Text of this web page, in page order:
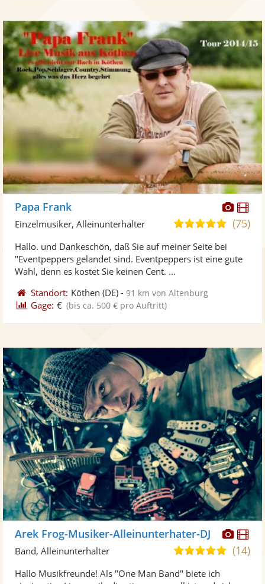
Papa Frank
4,9
5
Sternen
(75)
Einzelmusiker, Alleinunterhalter
Hallo. und Dankeschön, daß Sie auf meiner Seite bei
"Eventpeppers gelandet sind. Eventpeppers ist eine gute
Wahl, denn es kostet Sie keinen Cent. ...
Standort: Köthen (DE) -91 km von Altenburg
Gage: € (bis ca. 500 € pro Auftritt)
Arek Frog-Musiker-Alleinunterhater-DJ
5,0
5
(14)
Band, Alleinunterhalter
Hallo Musikfreunde! Als "One Man Band" biete ich